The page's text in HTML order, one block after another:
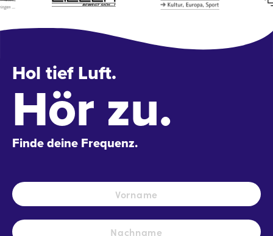
Hol tief Luft.
Hör zu.
Finde deine Frequenz.
Name *